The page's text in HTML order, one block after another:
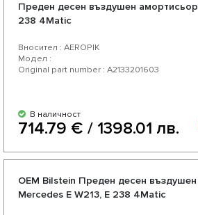
Преден десен въздушен амортисьор
238 4Matic
Вносител : AEROPIK
Модел :
Original part number : A2133201603
В наличност
714.79 € / 1398.01 лв.
OEM Bilstein Преден десен
Mercedes E W213, E 238 4Matic